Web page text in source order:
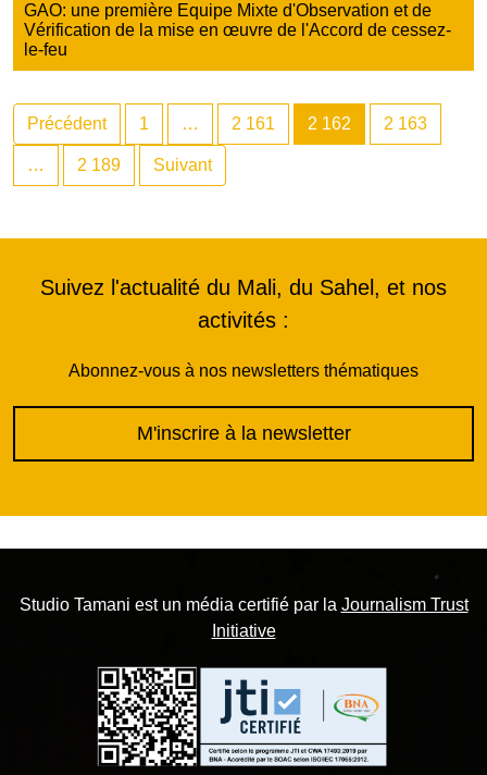
GAO: une première Equipe Mixte d'Observation et de
Vérification de la mise en œuvre de l'Accord de cessez-
le-feu
Précédent 1 … 2 161 2 162 2 163
… 2 189 Suivant
Suivez l'actualité du Mali, du Sahel, et nos
activités :
Abonnez-vous à nos newsletters thématiques
M'inscrire à la newsletter
Studio Tamani est un média certifié par la Journalism Trust
Initiative